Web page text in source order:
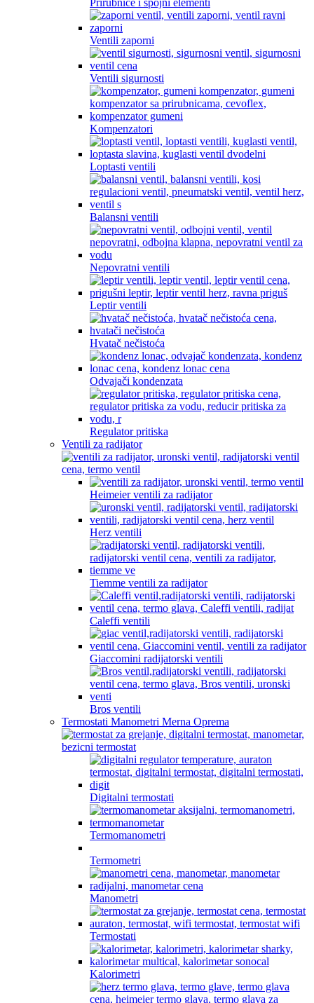
Prirubnice i spojni elementi
Ventili zaporni
Ventili sigurnosti
Kompenzatori
Loptasti ventili
Balansni ventili
Nepovratni ventili
Leptir ventili
Hvatač nečistoća
Odvajači kondenzata
Regulator pritiska
Ventili za radijator
Heimeier ventili za radijator
Herz ventili
Tiemme ventili za radijator
Caleffi ventili
Giaccomini radijatorski ventili
Bros ventili
Termostati Manometri Merna Oprema
Digitalni termostati
Termomanometri
Termometri
Manometri
Termostati
Kalorimetri